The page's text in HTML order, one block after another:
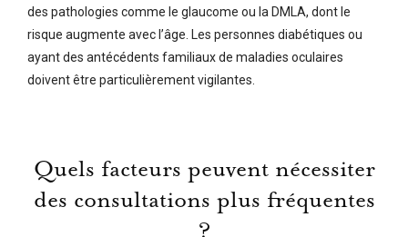
des pathologies comme le glaucome ou la DMLA, dont le
risque augmente avec l’âge. Les personnes diabétiques ou
ayant des antécédents familiaux de maladies oculaires
doivent être particulièrement vigilantes.
Quels facteurs peuvent nécessiter
des consultations plus fréquentes
?